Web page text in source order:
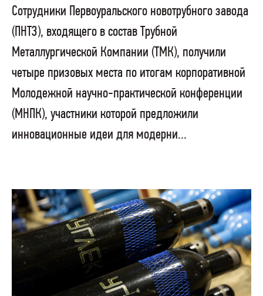
Сотрудники Первоуральского новотрубного завода
(ПНТЗ), входящего в состав Трубной
Металлургической Компании (ТМК), получили
четыре призовых места по итогам корпоративной
Молодежной научно-практической конференции
(МНПК), участники которой предложили
инновационные идеи для модерни...